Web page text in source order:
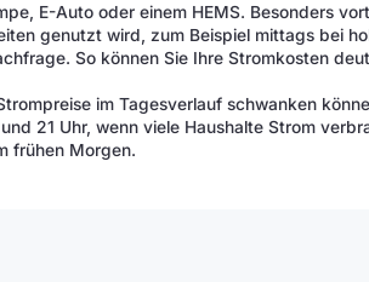
E-Auto oder einem HEMS. Besonders
genutzt wird, zum Beispiel mittags bei
So können Sie Ihre Stromkosten
im Tagesverlauf schwanken
21 Uhr, wenn viele Haushalte Strom
frühen Morgen.